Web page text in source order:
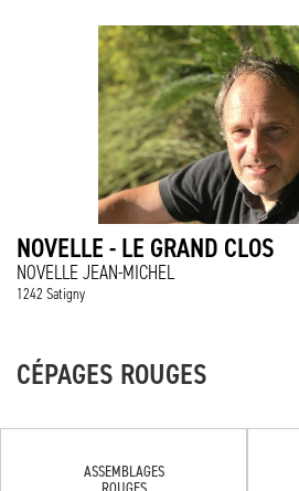
NOVELLE - LE GRAND CLOS
NOVELLE JEAN-MICHEL
1242 Satigny
CÉPAGES ROUGES
ASSEMBLAGES
ROUGES